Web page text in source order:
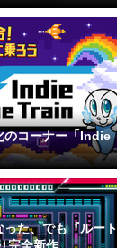
のコーナー「Indie
た、でも『ルート